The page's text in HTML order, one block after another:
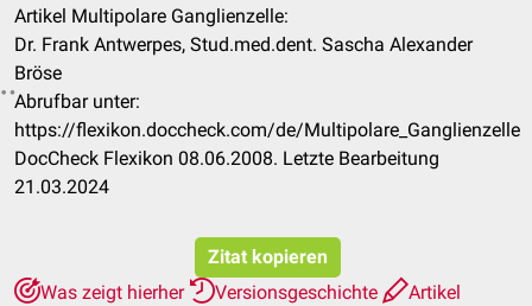
Artikel Multipolare Ganglienzelle:
Dr. Frank Antwerpes, Stud.med.dent. Sascha Alexander
Bröse
Abrufbar unter:
https://flexikon.doccheck.com/de/Multipolare_Ganglienzelle
DocCheck Flexikon 08.06.2008. Letzte Bearbeitung
21.03.2024
Zitat kopieren
Was zeigt hierher
Versionsgeschichte
Artikel